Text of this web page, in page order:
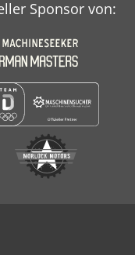
Sponsor von: